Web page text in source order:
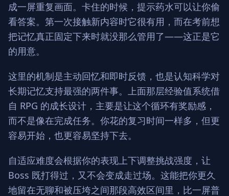
成一屏重复画面。卡住的时候，提示药水可以让你偷
看答案。第一次接触新内容时它很有用，而在考前想
把记忆真正固定下来时就没那么管用了——这正是它
的用意。
这里的机制是主动回忆和即时反馈，也是认知科学对
长期记忆支持最强的两件事。上面那层经验值系统借
自 RPG 的成长设计，主要是让这个循环有奖励感，
而不是像在完成任务。你花的复习时间一样多，但更
容易开始，也更容易坚持下去。
自适应难度会根据你的表现上下调整挑战强度，让
Boss 既打得过，又不会变成走过场。这能把你更久
地留在无聊和被压垮之间那段高效区间里，比一屏普